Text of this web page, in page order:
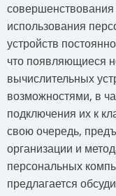
использования
устройств
что появляющиеся
вычислительных
возможностями, в
подключения их к
свою очередь,
организации и
персональных
предлагается